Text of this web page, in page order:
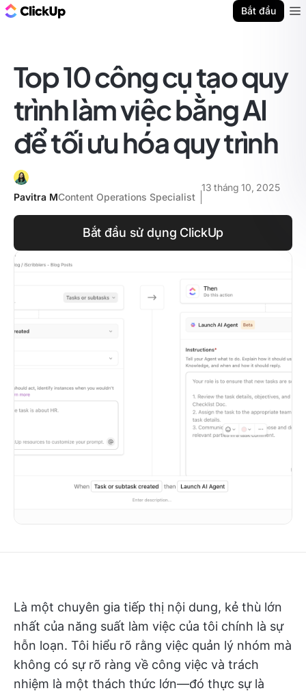
Bắt đầu
Top 10 công cụ tạo quy
trình làm việc bằng AI
để tối ưu hóa quy trình
Pavitra MContent Operations Specialist
13 tháng 10, 2025
Bắt đầu sử dụng ClickUp
Là một chuyên gia tiếp thị nội dung, kẻ thù lớn
nhất của năng suất làm việc của tôi chính là sự
hỗn loạn. Tôi hiểu rõ rằng việc quản lý nhóm mà
không có sự rõ ràng về công việc và trách
nhiệm là một thách thức lớn—đó thực sự là